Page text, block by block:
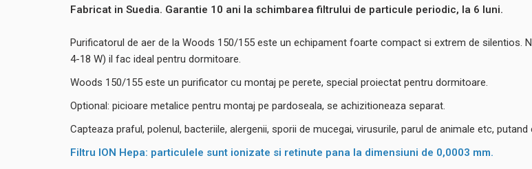
Fabricat in Suedia. Garantie 10 ani la schimbarea filtrului de particule periodic, la 6 luni.
Purificatorul de aer de la Woods 150/155 este un echipament foarte compact si extrem de silentios.
4-18 W) il fac ideal pentru dormitoare.
Woods 150/155 este un purificator cu montaj pe perete, special proiectat pentru dormitoare.
Optional: picioare metalice pentru montaj pe pardoseala, se achizitioneaza separat.
Capteaza praful, polenul, bacteriile, alergenii, sporii de mucegai, virusurile, parul de animale etc,
Filtru ION Hepa: particulele sunt ionizate si retinute pana la dimensiuni de 0,0003 mm.